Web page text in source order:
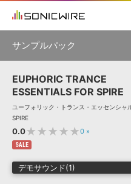
ソフト音源 »
プラグイン・エフェクト »
サンプルパック »
キャンペーン »
特集 »
製品サポート情報 »
初音ミク NT 鏡音リン・レン
KAITO V3
VOCALOID
VIENNA
EZ DRUMMER 3
サンプルパックを試そう
ELECTRONICA
サンプルパック
製品一覧
ジャンル
メーカー
EUPHORIC TRANCE
ESSENTIALS FOR SPIRE
ユーフォリック・トランス・エッセンシャ
SPIRE
0.0★★★★★0 »
SALE
デモサウンド(1)